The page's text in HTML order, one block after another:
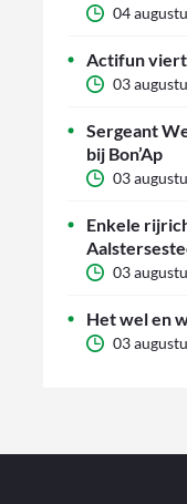
04
Actifun viert
03
Sergeant
bij Bon’Ap
03
Enkele
03
Het wel en
03